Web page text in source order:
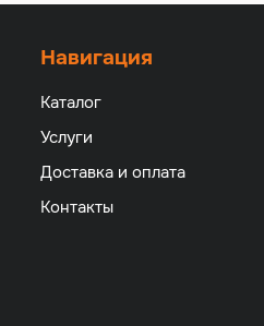
Навигация
Каталог
Услуги
Доставка и оплата
Контакты